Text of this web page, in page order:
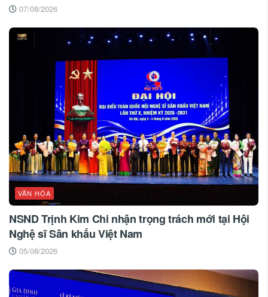
07/08/2026
VĂN HÓA
NSND Trịnh Kim Chi nhận trọng trách mới tại Hội
Nghệ sĩ Sân khấu Việt Nam
05/08/2026